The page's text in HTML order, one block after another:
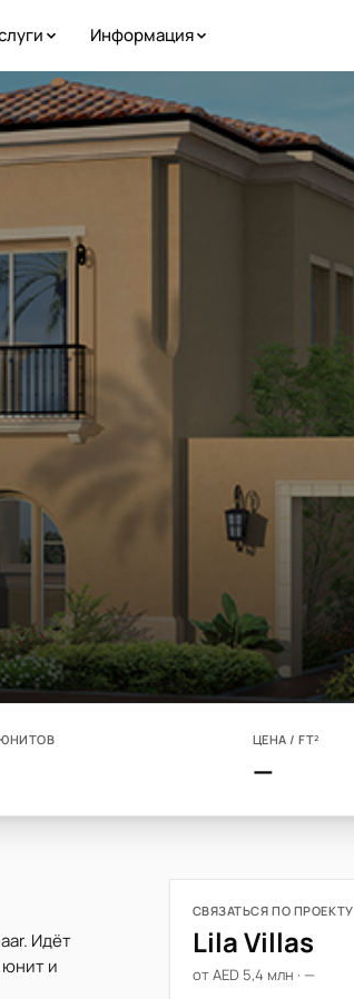
Информация
ЦЕНА / FT²
—
Идёт
и
СВЯЗАТЬСЯ ПО ПРОЕКТУ
Lila Villas
от AED 5,4 млн · —